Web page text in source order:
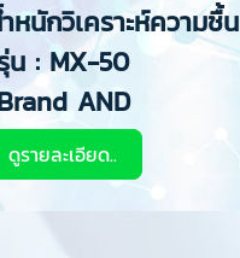
หนักวิเคราะห์ความชื้น
น : MX-50
AND
ดูรายละเอียด..